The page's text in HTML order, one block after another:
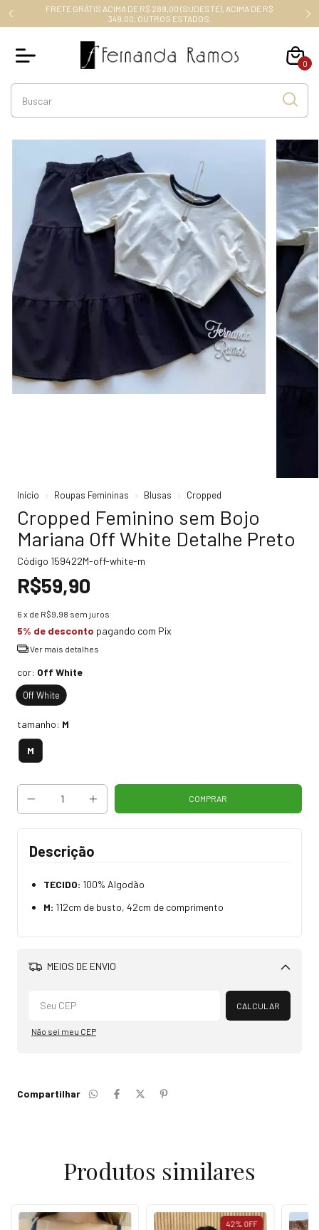
FRETE GRÁTIS ACIMA DE R$ 289,00 (SUDESTE), ACIMA DE R$
349,00, OUTROS ESTADOS.
0
Início Roupas Femininas Blusas Cropped
Cropped Feminino sem Bojo
Mariana Off White Detalhe Preto
Código 159422M-off-white-m
R$59,90
6 x de R$9,98 sem juros
5% de desconto pagando com Pix
Ver mais detalhes
cor: Off White
Off White
tamanho: M
M
Descrição
TECIDO: 100% Algodão
M: 112cm de busto, 42cm de comprimento
MEIOS DE ENVIO
Alterar CEP
CALCULAR
Não sei meu CEP
Compartilhar
Produtos similares
42% OFF